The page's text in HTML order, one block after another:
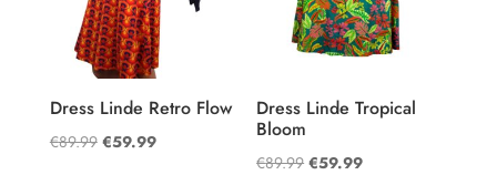
Dress Linde Retro Flow
€89.99 Oorspronkelijke
€59.99Huidige
Dress Linde Tropical
Bloom
€89.99 Oorspronkelijke
€59.99Huidige